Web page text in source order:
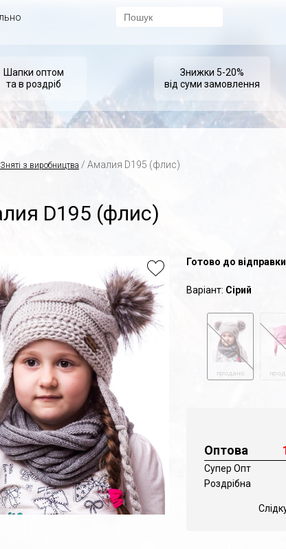
Шапки оптом
та в роздріб
Знижки 5-20%
від суми замовлення
Зняті з виробництва / Амалия D195 (флис)
D195 (флис)
Готово до відправки
Варіант: Сірий
продано
Оптова
Супер Опт
Роздрібна